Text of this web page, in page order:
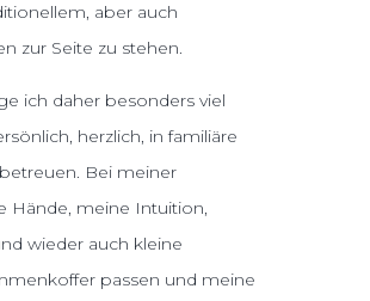
aber auch
zur Seite zu stehen.
ich daher besonders viel
herzlich, in familiäre
Bei meiner
Hände, meine Intuition,
wieder auch kleine
passen und meine